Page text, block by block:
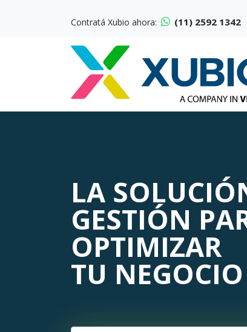
Contratá Xubio ahora: (11) 2592 1342
LA
GESTIÓN
OPTIMIZAR
TU NEGOCIO